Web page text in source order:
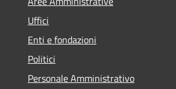
Uffici
Enti e fondazioni
Politici
Personale Amministrativo